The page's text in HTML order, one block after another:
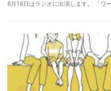
8月18日はラジオに出演します。 「ワ